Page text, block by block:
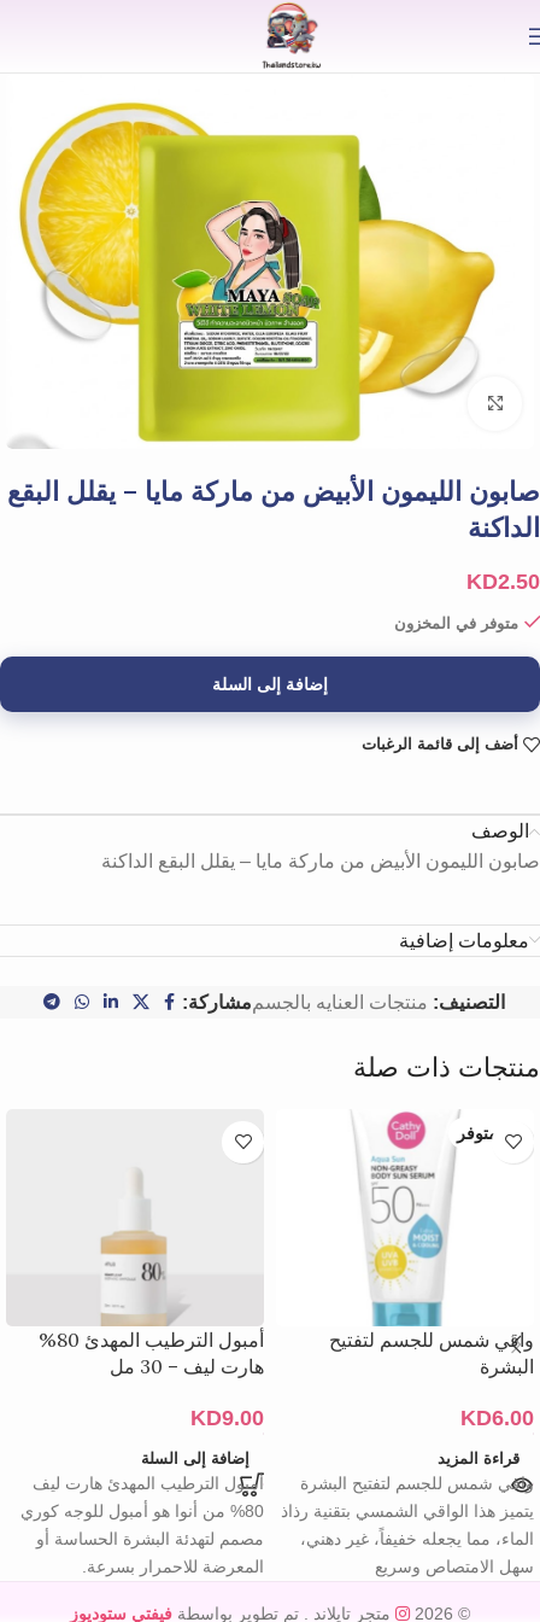
Click to enlarge
صابون الليمون الأبيض من ماركة مايا – يقلل البقع
الداكنة
KD2.50
متوفر في المخزون
إضافة إلى السلة
أضف إلى قائمة الرغبات
الوصف
صابون الليمون الأبيض من ماركة مايا – يقلل البقع الداكنة
معلومات إضافية
التصنيف: منتجات العنايه بالجسممشاركة:
منتجات ذات صلة
غير متوفر
واقي شمس للجسم لتفتيح
البشرة
KD6.00
قراءة المزيد
واقي شمس للجسم لتفتيح البشرة
يتميز هذا الواقي الشمسي بتقنية رذاذ
الماء، مما يجعله خفيفاً، غير دهني،
سهل الامتصاص وسريع
أمبول الترطيب المهدئ 80%
هارت ليف – 30 مل
KD9.00
إضافة إلى السلة
أمبول الترطيب المهدئ هارت ليف
80% من أنوا هو أمبول للوجه كوري
مصمم لتهدئة البشرة الحساسة أو
المعرضة للاحمرار بسرعة.
© 2026 متجر تايلاند . تم تطوير بواسطة فيفتي ستوديوز